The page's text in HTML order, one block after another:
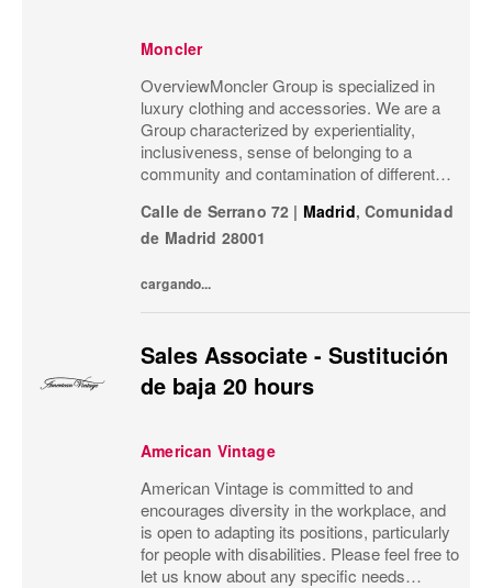
Moncler
OverviewMoncler Group is specialized in
luxury clothing and accessories. We are a
Group characterized by experientiality,
inclusiveness, sense of belonging to a
community and contamination of different
Moncler’s social channels not only
communicate our...
Calle de Serrano 72 | Madrid,Comunidad
de Madrid 28001
cargando...
Sales Associate - Sustitución
de baja 20 hours
American Vintage
American Vintage is committed to and
encourages diversity in the workplace, and
is open to adapting its positions, particularly
for people with disabilities. Please feel free to
let us know about any specific needs